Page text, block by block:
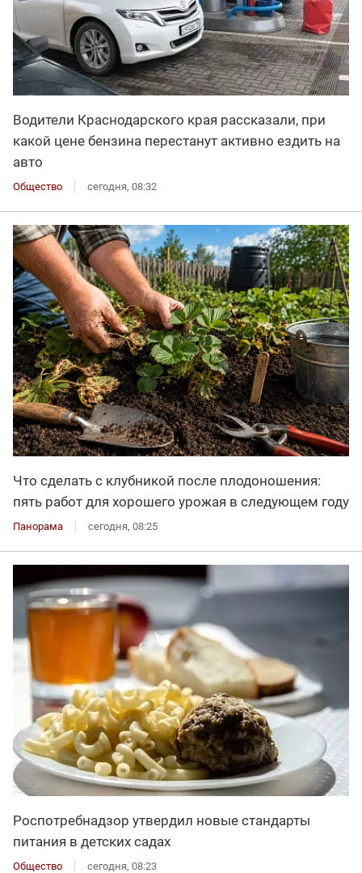
Водители Краснодарского края рассказали, при
какой цене бензина перестанут активно ездить на
авто
Общество сегодня, 08:32
Что сделать с клубникой после плодоношения:
пять работ для хорошего урожая в следующем году
Панорама сегодня, 08:25
Роспотребнадзор утвердил новые стандарты
питания в детских садах
Общество сегодня, 08:23